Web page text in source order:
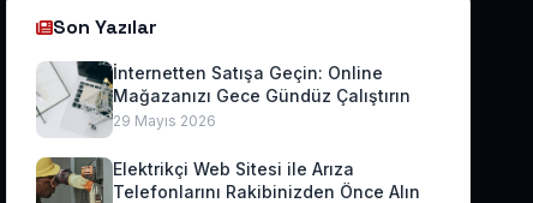
Son Yazılar
İnternetten Satışa Geçin: Online
Mağazanızı Gece Gündüz Çalıştırın
29 Mayıs 2026
Elektrikçi Web Sitesi ile Arıza
Telefonlarını Rakibinizden Önce Alın